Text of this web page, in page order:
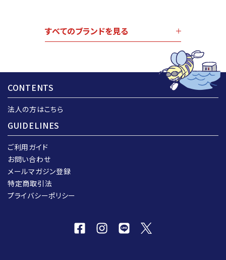
すべてのブランドを見る
CONTENTS
法人の方はこちら
GUIDELINES
ご利用ガイド
お問い合わせ
メールマガジン登録
特定商取引法
プライバシーポリシー